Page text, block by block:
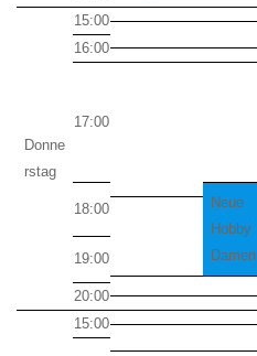
Donne
rstag
15:00
16:00
17:00
18:00
Neue
Hobby
Damen
19:00
20:00
15:00